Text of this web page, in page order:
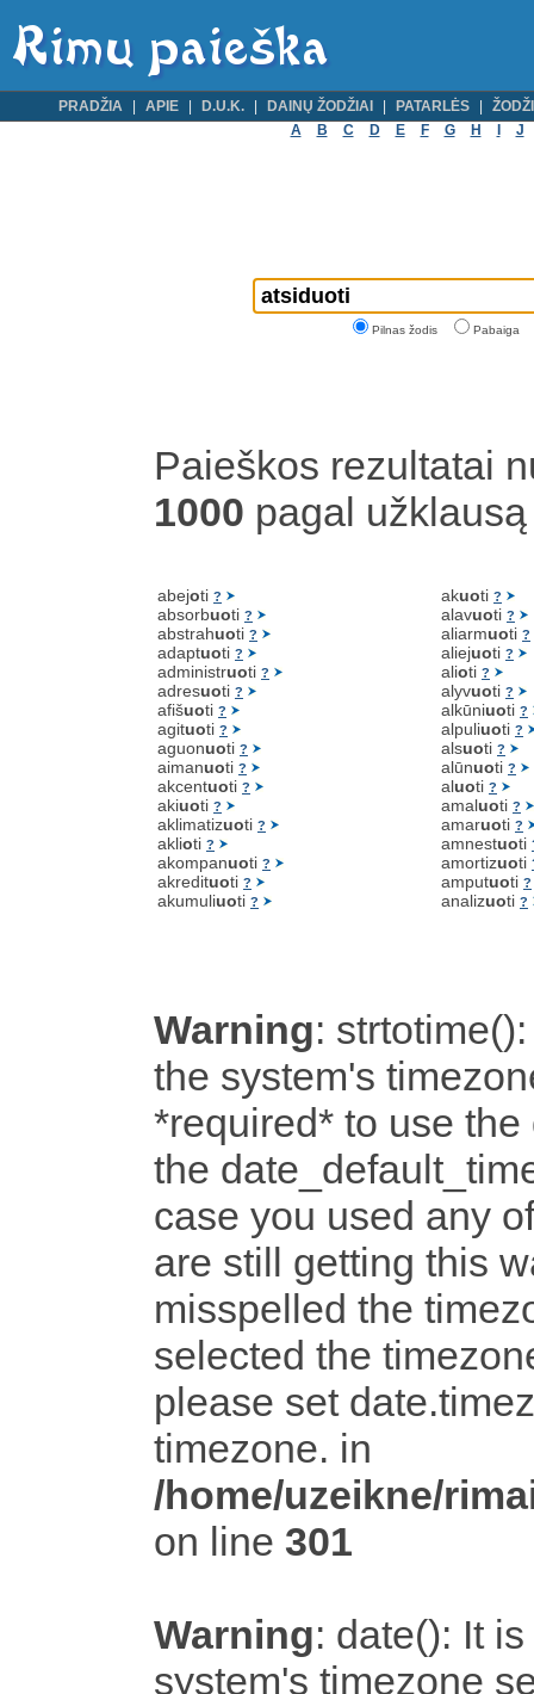
PRADŽIA APIE D.U.K. DAINŲ ŽODŽIAI PATARLĖS
A
B C D E F G H J
Pilnas žodis Pabaiga
Paieškos rezultatai
1000 pagal
abejoti ?
absorbuoti ?
abstrahuoti ?
adaptuoti ?
administruoti ?
adresuoti ?
afišuoti ?
agituoti ?
aguonuoti ?
aimanuoti ?
akcentuoti ?
akiuoti ?
aklimatizuoti ?
aklioti ?
akompanuoti ?
akredituoti ?
akumuliuoti ?
akuoti ?
alavuoti ?
aliarmuoti ?
aliejuoti ?
alioti ?
alyvuoti ?
alkūniuoti ?
alpuliuoti ?
alsuoti ?
alūnuoti ?
aluoti ?
amaluoti ?
amaruoti ?
amnestuoti
amortizuoti
amputuoti ?
analizuoti ?
Warning:
the system's
*required* to use
the
case you used any
are still getting this
misspelled the
selected the
please set
timezone. in
/home/uzeikne/
on line 301
Warning: date(): It
system's timezone